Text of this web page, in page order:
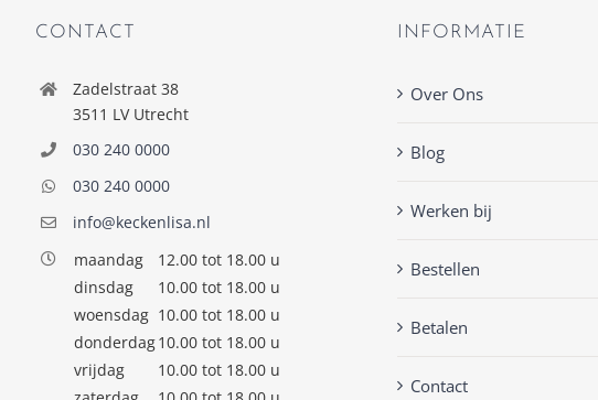
CONTACT
Zadelstraat 38
3511 LV Utrecht
030 240 0000
030 240 0000
info@keckenlisa.nl
maandag
12.00 tot 18.00 u
dinsdag
10.00 tot 18.00 u
woensdag 10.00 tot 18.00 u
donderdag10.00 tot 18.00 u
vrijdag
10.00 tot 18.00 u
INFORMATIE
Over Ons
Blog
Werken bij
Bestellen
Betalen
Contact